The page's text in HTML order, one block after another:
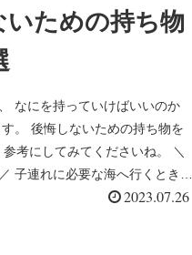
ための持ち物
なにを持っていけばいいのか
。 後悔しないための持ち物を
考にしてみてくださいね。 ＼
子連れに必要な海へ行くときの
2023.07.26